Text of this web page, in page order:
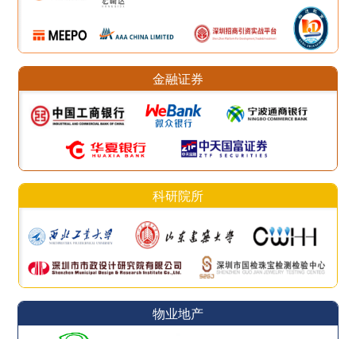
金融证券
科研院所
物业地产